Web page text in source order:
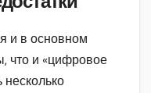
и в основном
что и «цифровое